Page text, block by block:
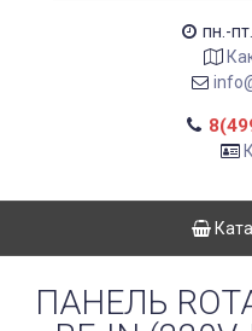
пн.-пт.
ПАНЕЛЬ